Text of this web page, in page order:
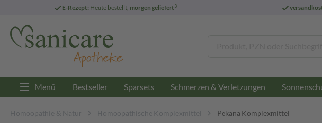
E-Rezept: Heute bestellt, morgen geliefert3
Menü Bestseller Sparsets Schmerzen & Verletzungen
Homöopathie & Natur Homöopathische Komplexmittel Pekana Komplexmittel